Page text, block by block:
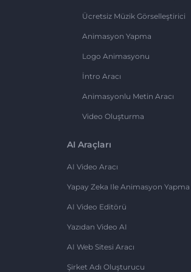
Ücretsiz Müzik Görselleştirici
Animasyon Yapma
Logo Animasyonu
İntro Aracı
Animasyonlu Metin Aracı
Video Oluşturma
AI Araçları
AI Video Aracı
Yapay Zeka Ile Animasyon Yapma
AI Video Editörü
Yazıdan Video AI
AI Web Sitesi Aracı
Şirket Adı Oluşturucu